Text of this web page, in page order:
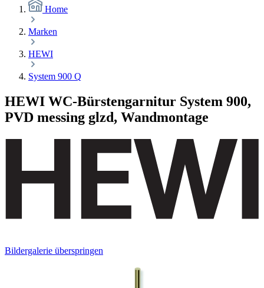
Home
Marken
HEWI
System 900 Q
HEWI WC-Bürstengarnitur System 900,
PVD messing glzd, Wandmontage
Bildergalerie überspringen